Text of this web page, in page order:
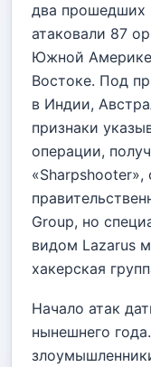
два прошедших
атаковали 87
Южной
Востоке. Под
в Индии,
признаки
операции,
«Sharpshooter»,
Group, но
видом Lazarus
хакерская
Начало атак
нынешнего